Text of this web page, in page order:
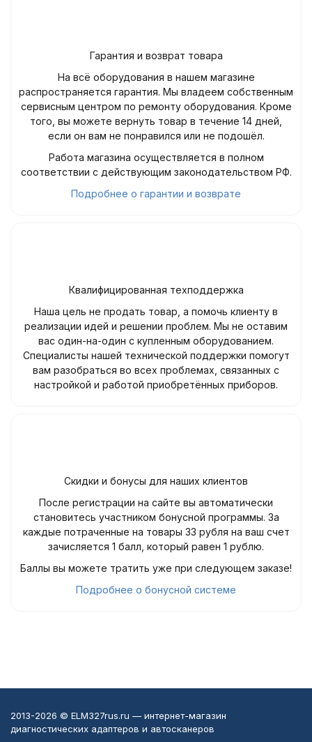
Гарантия и возврат товара
На всё оборудования в нашем магазине
распространяется гарантия. Мы владеем собственным
сервисным центром по ремонту оборудования. Кроме
того, вы можете вернуть товар в течение 14 дней,
если он вам не понравился или не подошёл.
Работа магазина осуществляется в полном
соответствии с действующим законодательством РФ.
Подробнее о гарантии и возврате
Квалифицированная техподдержка
Наша цель не продать товар, а помочь клиенту в
реализации идей и решении проблем. Мы не оставим
вас один-на-один с купленным оборудованием.
Специалисты нашей технической поддержки помогут
вам разобраться во всех проблемах, связанных с
настройкой и работой приобретённых приборов.
Скидки и бонусы для наших клиентов
После регистрации на сайте вы автоматически
становитесь участником бонусной программы. За
каждые потраченные на товары 33 рубля на ваш счет
зачисляется 1 балл, который равен 1 рублю.
Баллы вы можете тратить уже при следующем заказе!
Подробнее о бонусной системе
2013-2026 © ELM327rus.ru — интернет-магазин
диагностических адаптеров и автосканеров